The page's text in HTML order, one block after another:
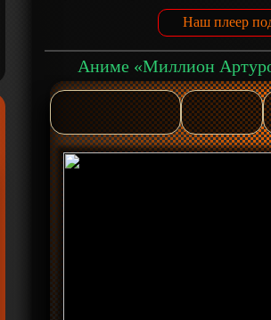
Наш плеер
Аниме «Миллион